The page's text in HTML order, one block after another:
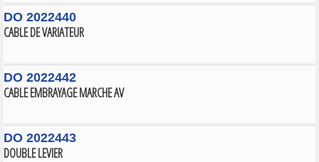
DO 2022440
CABLE DE VARIATEUR
DO 2022442
CABLE EMBRAYAGE MARCHE AV
DO 2022443
DOUBLE LEVIER